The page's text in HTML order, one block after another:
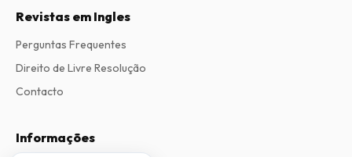
Revistas em Ingles
Perguntas Frequentes
Direito de Livre Resolução
Contacto
Informações